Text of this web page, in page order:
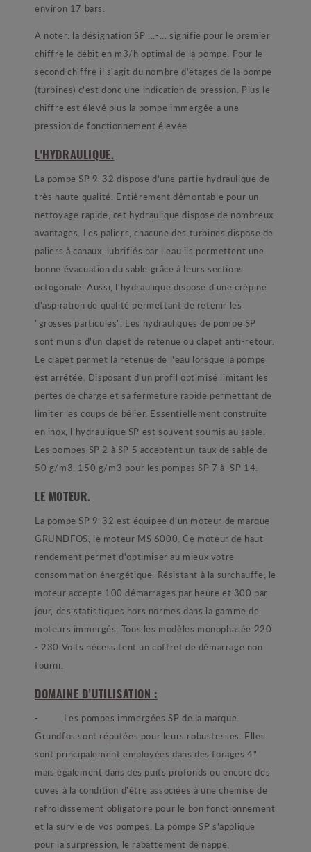
environ 17 bars.
A noter: la désignation SP ...-... signifie pour le premier
chiffre le débit en m3/h optimal de la pompe. Pour le
second chiffre il s'agit du nombre d'étages de la pompe
(turbines) c'est donc une indication de pression. Plus le
chiffre est élevé plus la pompe immergée a une
pression de fonctionnement élevée.
L'HYDRAULIQUE.
La pompe SP 9-32 dispose d'une partie hydraulique de
très haute qualité. Entièrement démontable pour un
nettoyage rapide, cet hydraulique dispose de nombreux
avantages. Les paliers, chacune des turbines dispose de
paliers à canaux, lubrifiés par l'eau ils permettent une
bonne évacuation du sable grâce à leurs sections
octogonale. Aussi, l'hydraulique dispose d'une crépine
d'aspiration de qualité permettant de retenir les
"grosses particules". Les hydrauliques de pompe SP
sont munis d'un clapet de retenue ou clapet anti-retour.
Le clapet permet la retenue de l'eau lorsque la pompe
est arrêtée. Disposant d'un profil optimisé limitant les
pertes de charge et sa fermeture rapide permettant de
limiter les coups de bélier. Essentiellement construite
en inox, l'hydraulique SP est souvent soumis au sable.
Les pompes SP 2 à SP 5 acceptent un taux de sable de
50 g/m3, 150 g/m3 pour les pompes SP 7 à SP 14.
LE MOTEUR.
La pompe SP 9-32 est équipée d'un moteur de marque
GRUNDFOS, le moteur MS 6000. Ce moteur de haut
rendement permet d'optimiser au mieux votre
consommation énergétique. Résistant à la surchauffe, le
moteur accepte 100 démarrages par heure et 300 par
jour, des statistiques hors normes dans la gamme de
moteurs immergés. Tous les modèles monophasée 220
- 230 Volts nécessitent un coffret de démarrage non
fourni.
DOMAINE D’UTILISATION :
- Les pompes immergées SP de la marque
Grundfos sont réputées pour leurs robustesses. Elles
sont principalement employées dans des forages 4"
mais également dans des puits profonds ou encore des
cuves à la condition d'être associées à une chemise de
refroidissement obligatoire pour le bon fonctionnement
et la survie de vos pompes. La pompe SP s'applique
pour la surpression, le rabattement de nappe,